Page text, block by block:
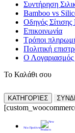
Συντήρηση
Bamboo vs
Οδηγός
Επικοινωνία
Τρόποι
Πολιτική
Ο
Το Καλάθι σου
ΚΑΤΗΓΟΡΊΕΣ
Νέα Προϊόντα